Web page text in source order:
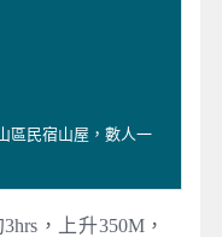
區民宿山屋，數人一
，上升350M，